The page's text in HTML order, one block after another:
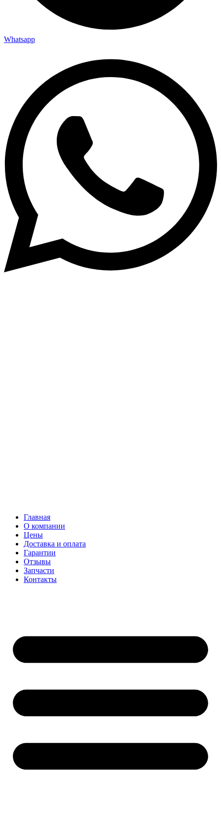
Whatsapp
Главная
О компании
Цены
Доставка и оплата
Гарантии
Отзывы
Запчасти
Контакты